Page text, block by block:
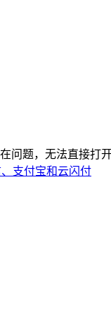
题，无法直接打
支付宝和云闪付